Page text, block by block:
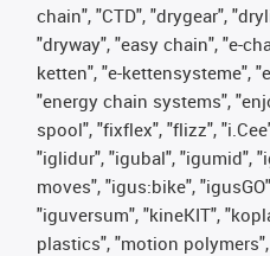
chain", "CTD", "drygear",
"dryway", "easy chain", "e-
ketten", "e-kettensysteme",
"energy chain systems",
spool", "fixflex", "flizz",
"iglidur", "igubal", "igumid",
moves", "igus:bike",
"iguversum", "kineKIT",
plastics", "motion